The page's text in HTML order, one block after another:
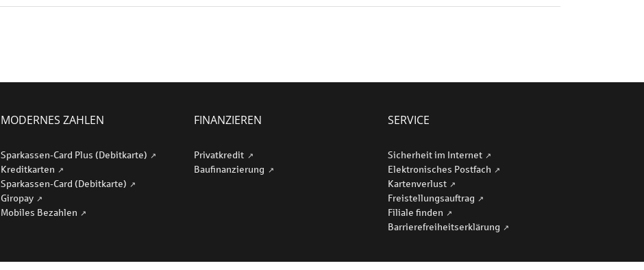
MODERNES ZAHLEN
Sparkassen-Card Plus (Debitkarte)
Kreditkarten
Sparkassen-Card (Debitkarte)
Giropay
Mobiles Bezahlen
FINANZIEREN
Privatkredit
Baufinanzierung
SERVICE
Sicherheit im Internet
Elektronisches Postfach
Kartenverlust
Freistellungsauftrag
Filiale finden
Barriere­freiheits­erklärung